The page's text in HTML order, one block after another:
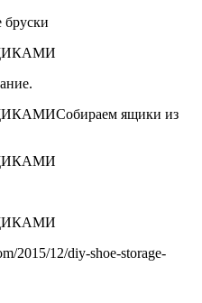
бруски
Собираем ящики из
2015/12/diy-shoe-storage-